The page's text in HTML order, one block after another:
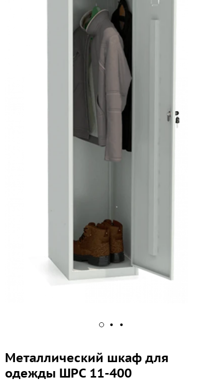
Металлический шкаф для
одежды ШРС 11-400